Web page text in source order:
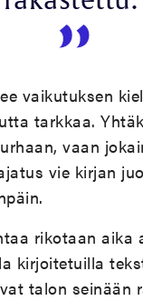
vaikutuksen
tarkkaa.
vaan
vie kirjan
rikotaan aika
kirjoitetuilla
talon seinään